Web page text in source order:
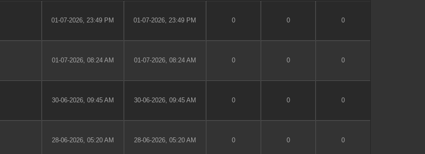
01-07-2026, 23:49 PM 01-07-2026, 23:49 PM 0 0 0
01-07-2026, 08:24 AM 01-07-2026, 08:24 AM 0 0 0
30-06-2026, 09:45 AM 30-06-2026, 09:45 AM 0 0 0
28-06-2026, 05:20 AM 28-06-2026, 05:20 AM 0 0 0